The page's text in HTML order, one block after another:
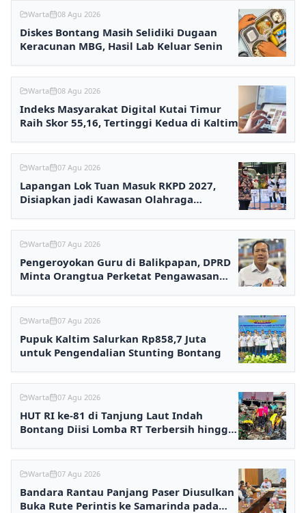
Warta 08 Agu 2026
Diskes Bontang Masih Selidiki Dugaan
Keracunan MBG, Hasil Lab Keluar Senin
Warta 08 Agu 2026
Indeks Masyarakat Digital Kutai Timur
Raih Skor 55,16, Tertinggi Kedua di Kaltim
Warta 07 Agu 2026
Lapangan Lok Tuan Masuk RKPD 2027,
Disiapkan jadi Kawasan Olahraga
Warta 07 Agu 2026
Pengeroyokan Guru di Balikpapan, DPRD
Minta Orangtua Perketat Pengawasan
Warta 07 Agu 2026
Pupuk Kaltim Salurkan Rp858,7 Juta
untuk Pengendalian Stunting Bontang
Warta 07 Agu 2026
HUT RI ke-81 di Tanjung Laut Indah
Bontang Diisi Lomba RT Terbersih hingga
Warta 07 Agu 2026
Bandara Rantau Panjang Paser Diusulkan
Buka Rute Perintis ke Samarinda pada